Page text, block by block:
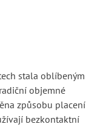
stala oblíbeným
objemné
způsobu placení
bezkontaktní